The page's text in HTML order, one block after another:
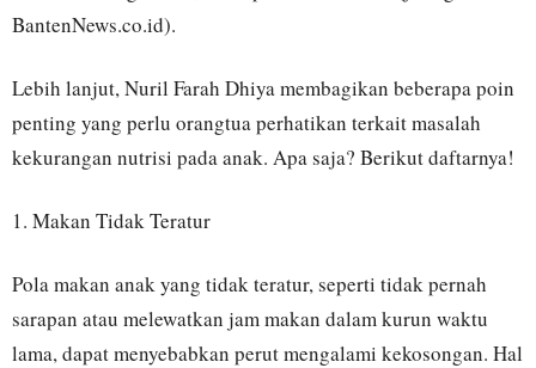
BantenNews.co.id).
Lebih lanjut, Nuril Farah Dhiya membagikan beberapa poin
penting yang perlu orangtua perhatikan terkait masalah
kekurangan nutrisi pada anak. Apa saja? Berikut daftarnya!
1. Makan Tidak Teratur
Pola makan anak yang tidak teratur, seperti tidak pernah
sarapan atau melewatkan jam makan dalam kurun waktu
lama, dapat menyebabkan perut mengalami kekosongan. Hal